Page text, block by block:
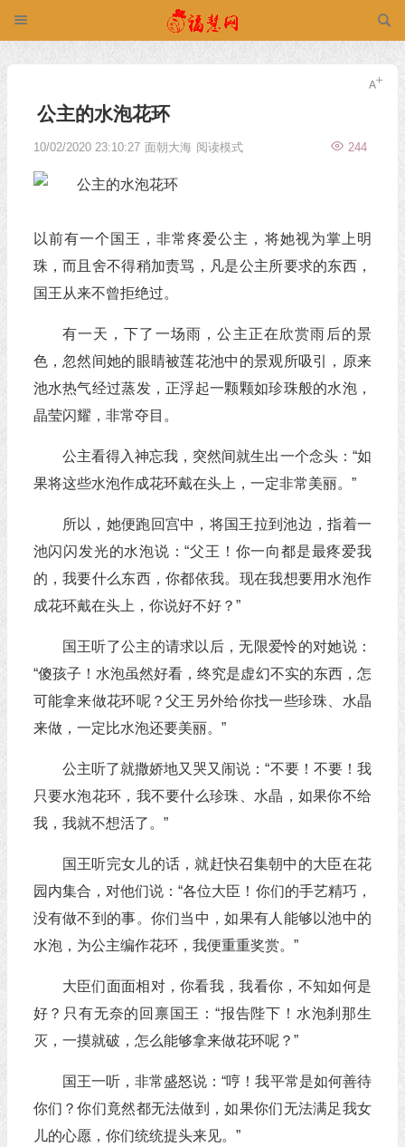
公主的水泡花环
10/02/2020 23:10:27 面朝大海 244
阅读模式
以前有一个国王，非常疼爱公主，将她视为掌上明
珠，而且舍不得稍加责骂，凡是公主所要求的东西，
国王从来不曾拒绝过。
有一天，下了一场雨，公主正在欣赏雨后的景
色，忽然间她的眼睛被莲花池中的景观所吸引，原来
池水热气经过蒸发，正浮起一颗颗如珍珠般的水泡，
晶莹闪耀，非常夺目。
公主看得入神忘我，突然间就生出一个念头：“如
果将这些水泡作成花环戴在头上，一定非常美丽。”
所以，她便跑回宫中，将国王拉到池边，指着一
池闪闪发光的水泡说：“父王！你一向都是最疼爱我
的，我要什么东西，你都依我。现在我想要用水泡作
成花环戴在头上，你说好不好？”
国王听了公主的请求以后，无限爱怜的对她说：
“傻孩子！水泡虽然好看，终究是虚幻不实的东西，怎
可能拿来做花环呢？父王另外给你找一些珍珠、水晶
来做，一定比水泡还要美丽。”
公主听了就撒娇地又哭又闹说：“不要！不要！我
只要水泡花环，我不要什么珍珠、水晶，如果你不给
我，我就不想活了。”
国王听完女儿的话，就赶快召集朝中的大臣在花
园内集合，对他们说：“各位大臣！你们的手艺精巧，
没有做不到的事。你们当中，如果有人能够以池中的
水泡，为公主编作花环，我便重重奖赏。”
大臣们面面相对，你看我，我看你，不知如何是
好？只有无奈的回禀国王：“报告陛下！水泡刹那生
灭，一摸就破，怎么能够拿来做花环呢？”
国王一听，非常盛怒说：“哼！我平常是如何善待
你们？你们竟然都无法做到，如果你们无法满足我女
儿的心愿，你们统统提头来见。”